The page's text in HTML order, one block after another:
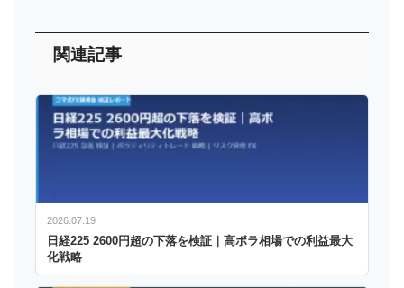
関連記事
2026.07.19
日経225 2600円超の下落を検証｜高ボラ相場での利益最大
化戦略